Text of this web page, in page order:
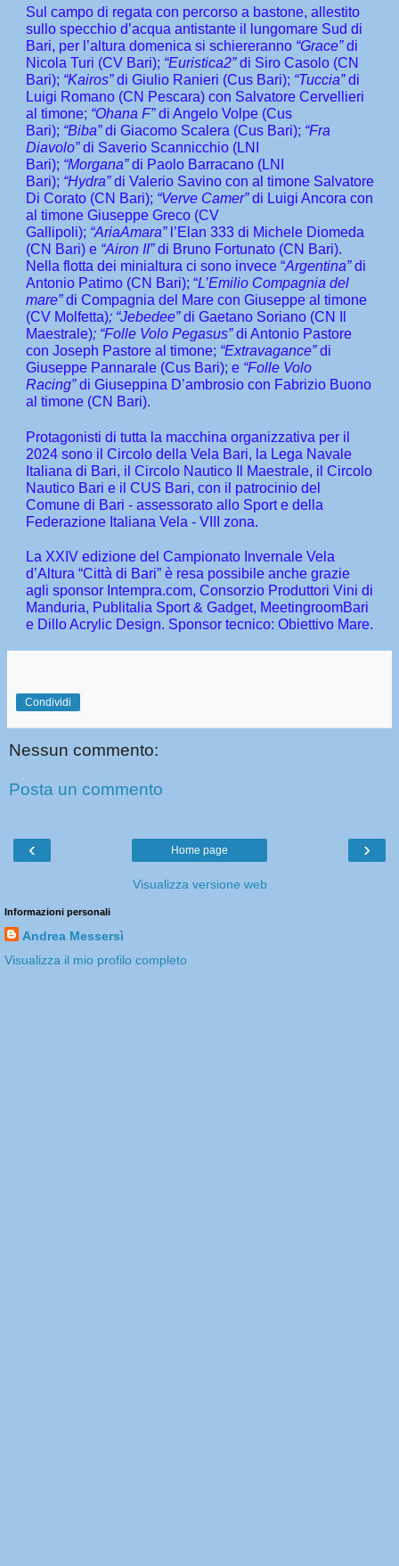
Sul campo di regata con percorso a bastone, allestito
sullo specchio d’acqua antistante il lungomare Sud di
Bari, per l’altura domenica si schiereranno “Grace”di
Nicola Turi (CV Bari); “Euristica2”di Siro Casolo (CN
Bari); “Kairos”di Giulio Ranieri (Cus Bari); “Tuccia”di
Luigi Romano (CN Pescara) con Salvatore Cervellieri
al timone; “Ohana F”di Angelo Volpe (Cus
Bari); “Biba”di Giacomo Scalera (Cus Bari); “Fra
Diavolo”di Saverio Scannicchio (LNI
Bari); “Morgana”di Paolo Barracano (LNI
Bari); “Hydra”di Valerio Savino con al timone Salvatore
Di Corato (CN Bari); “Verve Camer”di Luigi Ancora con
al timone Giuseppe Greco (CV
Gallipoli); “AriaAmara”l’Elan 333 di Michele Diomeda
(CN Bari) e “Airon II”di Bruno Fortunato (CN Bari).
Nella flotta dei minialtura ci sono invece “Argentina”di
Antonio Patimo (CN Bari); “L’Emilio Compagnia del
mare”di Compagnia del Mare con Giuseppe al timone
(CV Molfetta); “Jebedee”di Gaetano Soriano (CN Il
Maestrale); “Folle Volo Pegasus”di Antonio Pastore
con Joseph Pastore al timone; “Extravagance”di
Giuseppe Pannarale (Cus Bari); e“Folle Volo
Racing”di Giuseppina D’ambrosio con Fabrizio Buono
al timone (CN Bari).
Protagonisti di tutta la macchina organizzativa per il
2024 sono il Circolo della Vela Bari, la Lega Navale
Italiana di Bari, il Circolo Nautico Il Maestrale, il Circolo
Nautico Bari e il CUS Bari, con il patrocinio del
Comune di Bari - assessorato allo Sport e della
Federazione Italiana Vela - VIII zona.
La XXIV edizione del Campionato Invernale Vela
d’Altura “Città di Bari” è resa possibile anche grazie
agli sponsor Intempra.com, Consorzio Produttori Vini di
Manduria, Publitalia Sport & Gadget, MeetingroomBari
e Dillo Acrylic Design. Sponsor tecnico: Obiettivo Mare.
Condividi
Nessun commento:
Posta un commento
‹ ›
Home page
Visualizza versione web
Informazioni personali
Andrea Messersì
Visualizza il mio profilo completo